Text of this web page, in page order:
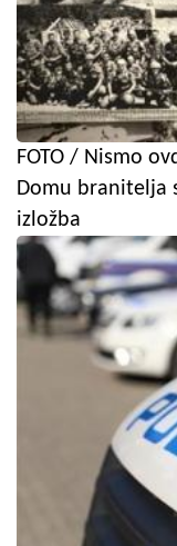
FOTO / Nismo
Domu branitelja
izložba